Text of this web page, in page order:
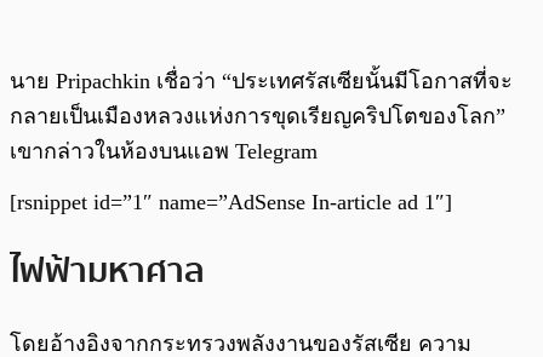
นาย Pripachkin เชื่อว่า “ประเทศรัสเซียนั้นมีโอกาสที่จะ
กลายเป็นเมืองหลวงแห่งการขุดเรียญคริปโตของโลก”
เขากล่าวในห้องบนแอพ Telegram
[rsnippet id=”1″ name=”AdSense In-article ad 1″]
ไฟฟ้ามหาศาล
โดยอ้างอิงจากกระทรวงพลังงานของรัสเซีย ความ